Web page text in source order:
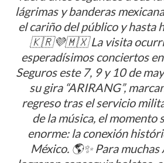
lágrimas y banderas
el cariño del público y hasta
🇰🇷💜🇲🇽 La visita
esperadísimos conciertos
Seguros este 7, 9 y 10 de
su gira “ARIRANG”,
regreso tras el servicio
de la música, el momento
enorme: la conexión
México. 🌎✨ Para